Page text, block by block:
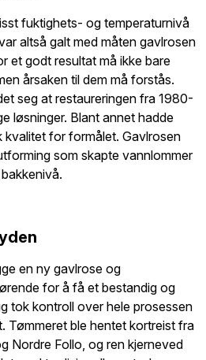
fuktighets- og temperaturnivå
altså galt med måten gavlrosen
et godt resultat må ikke bare
årsaken til dem må forstås.
seg at restaureringen fra 1980-
løsninger. Blant annet hadde
kvalitet for formålet. Gavlrosen
som skapte vannlommer
en ny gavlrose og
for å få et bestandig og
tok kontroll over hele prosessen
Tømmeret ble hentet kortreist fra
Nordre Follo, og ren kjerneved